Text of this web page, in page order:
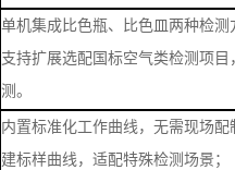
单机集成比色瓶、比色皿两种检
支持扩展选配国标空气类检测项
测。
内置标准化工作曲线，无需现场
建标样曲线，适配特殊检测场景 ；